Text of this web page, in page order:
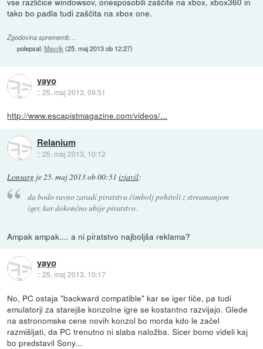
tako bo padla tudi zaščita na xbox one.
Zgodovina sprememb…
polepsal:Mavrik(25. maj 2013 ob 12:27)
yayo
::25. maj 2013, 09:51
http://www.escapistmagazine.com/videos/...
Relanium
::25. maj 2013, 10:12
Lonsarg je25. maj 2013 ob 00:51 izjavil:
da bodo ravno zaradi piratstva čimbolj pohiteli z streamanjem
iger, kar dokončno ubije piratstvo.
Ampak ampak.... a ni piratstvo najboljša reklama?
yayo
::25. maj 2013, 10:17
No, PC ostaja "backward compatible" kar se iger tiče, pa tudi
emulatorji za starejše konzolne igre se kostantno razvijajo. Glede
na astronomske cene novih konzol bo morda kdo le začel
razmišljati, da PC trenutno ni slaba naložba. Sicer bomo videli kaj
bo predstavil Sony...